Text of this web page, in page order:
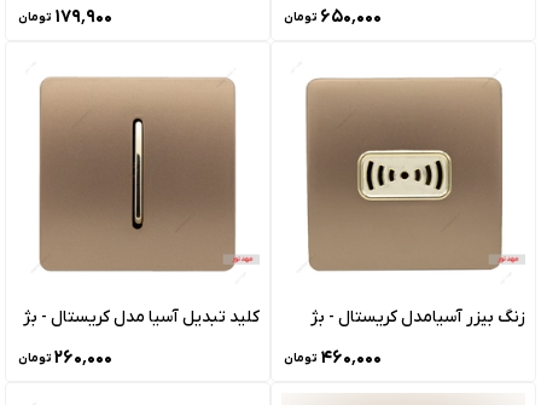
۶۵۰٬۰۰۰ تومان ۱۷۹٬۹۰۰ تومان
زنگ بیزر آسیامدل کریستال - بژ
۴۶۰٬۰۰۰ تومان
کلید تبدیل آسیا مدل کریستال - بژ
۲۶۰٬۰۰۰ تومان